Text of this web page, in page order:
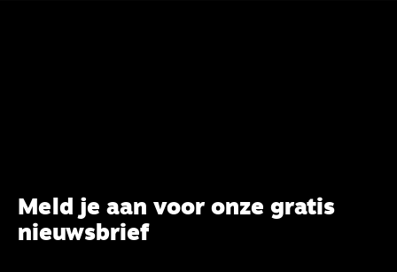
Meld je aan voor onze gratis
nieuwsbrief